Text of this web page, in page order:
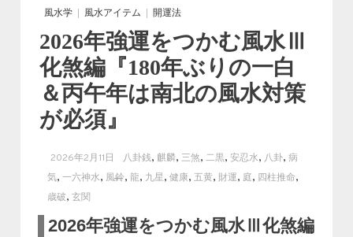
水ゼミナール｜風水
学・四柱推命学・易
学を合わせた立命講
座
風水学 風水アイテム 開運法
2026年強運をつかむ風水Ⅲ
化煞編『180年ぶりの一白
＆丙午年は南北の風水対策
が必須』
2026年2月11日 八卦銭,麒麟,三煞,二黒,安忍水, 八卦,病
気,一六神水,風鈴,龍, 九星,健康,五黄, 財運,庭, 四柱推命,
歳破,玄関
2026年強運をつかむ風水Ⅲ化煞編